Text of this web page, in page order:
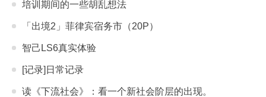
培训期间的一些胡乱想法
「出境2」菲律宾宿务市（20P）
智己LS6真实体验
[记录]日常记录
读《下流社会》：看一个新社会阶层的出现。